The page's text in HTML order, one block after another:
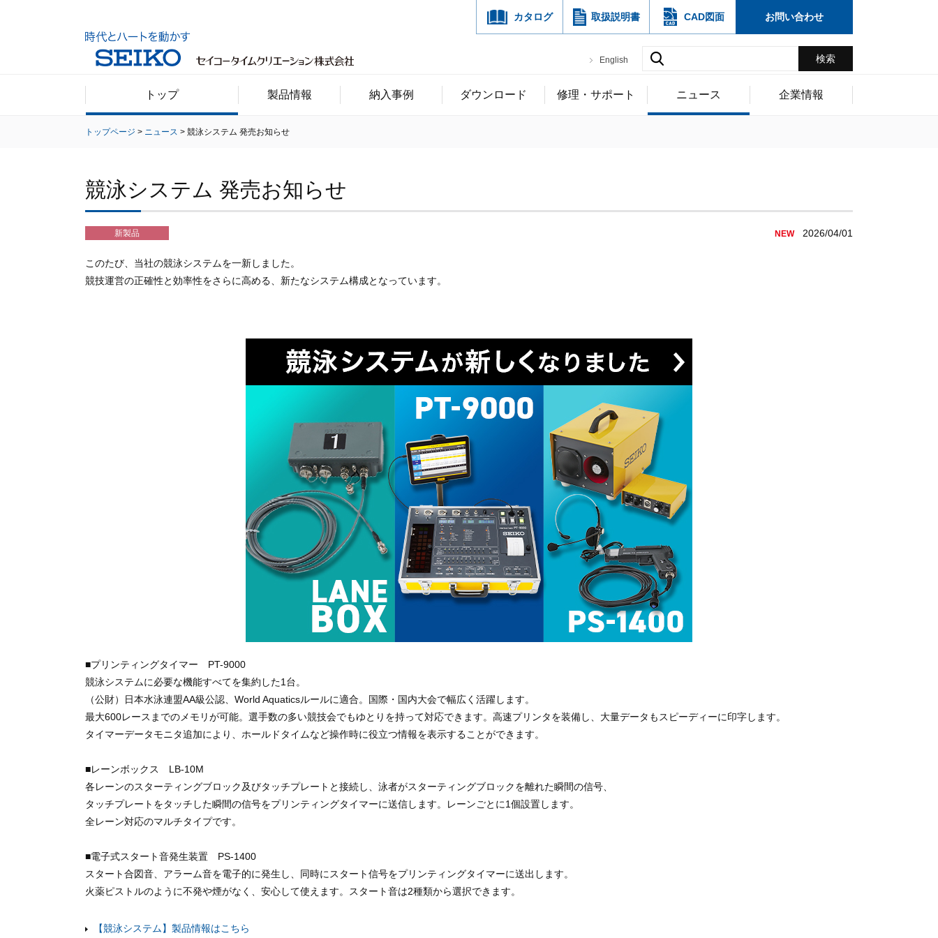
English
カタログ 取扱説明書 CAD図面 お問い合わせ
トップ 製品情報 納入事例 ダウンロード 修理・サポート ニュース 企業情報
トップページ ニュース 競泳システム 発売お知らせ
競泳システム 発売お知らせ
新製品 NEW 2026/04/01
このたび、当社の競泳システムを一新しました。
競技運営の正確性と効率性をさらに高める、新たなシステム構成となっています。
■プリンティングタイマー PT-9000
競泳システムに必要な機能すべてを集約した1台。
（公財）日本水泳連盟AA級公認、World Aquaticsルールに適合。国際・国内大会で幅広く活躍します。
最大600レースまでのメモリが可能。選手数の多い競技会でもゆとりを持って対応できます。高速プリンタを装備し、大量データもスピーディーに印字します。
タイマーデータモニタ追加により、ホールドタイムなど操作時に役立つ情報を表示することができます。
■レーンボックス LB-10M
各レーンのスターティングブロック及びタッチプレートと接続し、泳者がスターティングブロックを離れた瞬間の信号、
タッチプレートをタッチした瞬間の信号をプリンティングタイマーに送信します。レーンごとに1個設置します。
全レーン対応のマルチタイプです。
■電子式スタート音発生装置 PS-1400
スタート合図音、アラーム音を電子的に発生し、同時にスタート信号をプリンティングタイマーに送出します。
火薬ピストルのように不発や煙がなく、安心して使えます。スタート音は2種類から選択できます。
【競泳システム】製品情報はこちら